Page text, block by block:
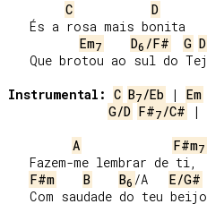
C
D
Em7 D6 /F# G D
Instrumental: C B7/Eb | Em
G/D F#7/C# |
A F#m7
F#m
B B6 /A E/G#